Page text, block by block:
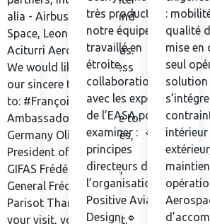
y a
de
de la
pleine
cette
alia - Airbus Defence and
Space, Leonardo, and
Aciturri Aeroestructuras.
We would like to express
our sincere thanks
to: #FrançoisDelattre,
Ambassador of France to
Germany Olivier Andriès,
President of
GIFAS Frédéric Parisot,
General Frédéric
Parisot Thank you for
your visit, your interest,
très productives,
notre équipe a
travaillé en
étroite
collaboration
avec les experts
de l’EASA pour
examiner : 🔹 Les
principes
directeurs de
l’organisation
Positive Aviation
Design. 🔹
:
qualité
mise en
seul
solution